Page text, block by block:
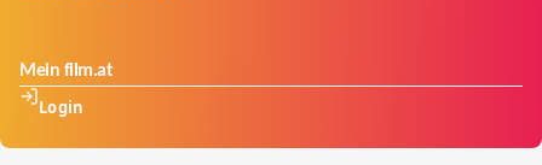
Mein film.at
Login